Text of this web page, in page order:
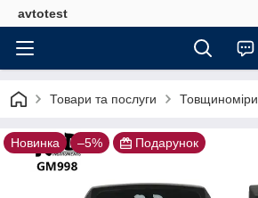
avtotest
Товари та послуги Товщиноміри
Новинка –5% Подарунок